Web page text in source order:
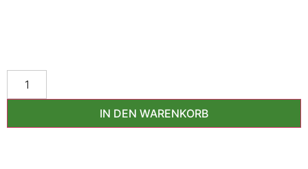
IN DEN WARENKORB